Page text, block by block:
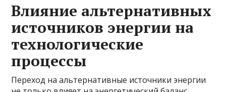
Влияние альтернативных
источников энергии на
технологические
процессы
Переход на альтернативные источники энергии